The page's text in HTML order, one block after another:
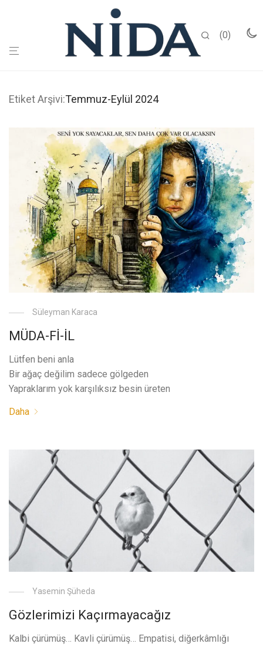
0
Etiket Arşivi:Temmuz-Eylül 2024
Süleyman Karaca
MÜDA-Fİ-İL
Lütfen beni anla
Bir ağaç değilim sadece gölgeden
Yapraklarım yok karşılıksız besin üreten
Daha
Yasemin Şüheda
Gözlerimizi Kaçırmayacağız
Kalbi çürümüş… Kavli çürümüş… Empatisi, diğerkâmlığı